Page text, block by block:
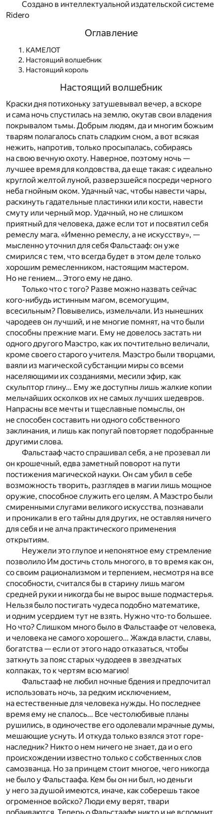
Создано в интеллектуальной издательской системе
Ridero
Оглавление
КАМЕЛОТ
Настоящий волшебник
Настоящий король
Настоящий волшебник
Краски дня потихоньку затушевывал вечер, а вскоре
и сама ночь спустилась на землю, окутав свои владения
покрывалом тьмы. Добрым людям, да и многим божьим
тварям полагалось спать сладким сном, а вот всякая
нежить, напротив, только просыпалась, собираясь
на свою вечную охоту. Наверное, поэтому ночь —
лучшее время для колдовства, да еще такая: с идеально
круглой желтой луной, разверзшейся посреди черного
неба гнойным оком. Удачный час, чтобы навести чары,
раскинуть гадательные пластинки или кости, навести
смуту или черный мор. Удачный, но не слишком
приятный для человека, даже если тот и посвятил себя
ремеслу мага. «Именно ремеслу, а не искусству», —
мысленно уточнил для себя Фальстааф: он уже
смирился с тем, что всегда будет в этом деле только
хорошим ремесленником, настоящим мастером.
Но не гением… Этого ему не дано.
Только что с того? Разве можно назвать сейчас
кого-нибудь истинным магом, всемогущим,
всесильным? Повывелись, измельчали. Из нынешних
чародеев он лучший, и не многие помнят, на что были
способны прежние маги. Ему не довелось застать ни
одного другого Маэстро, как их почтительно величали,
кроме своего старого учителя. Маэстро были творцами,
ваяли из магической субстанции миры со всеми
населяющими их созданиями, месили эфир, как
скульптор глину… Ему же доступны лишь жалкие копии
мельчайших осколков их не самых лучших шедевров.
Напрасны все мечты и тщеславные помыслы, он
не способен составить ни одного собственного
заклинания, и лишь как попугай повторяет подобранные
другими слова.
Фальстааф часто спрашивал себя, а не прозевал ли
он крошечный, едва заметный поворот на пути
постижения магической науки. Он сам убил в себе
возможность творить, разглядев в магии лишь мощное
оружие, способное служить его целям. А Маэстро были
смиренными слугами великого искусства, познавали
и проникали в его тайны для других, не оставляя ничего
для себя и не алча практического применения
открытиям.
Неужели это глупое и непонятное ему стремление
позволило Им достичь столь многого, в то время как он,
со своим рационализмом и терпением, несмотря на все
способности, считался бы в старину лишь магом
средней руки и никогда бы не вырос выше подмастерья.
Нельзя было постигать чудеса подобно математике,
и одним усердием тут не взять. Нужно что-то большее.
Но что? Слишком много было в Фальстаафе от человека,
и человека не самого хорошего… Жажда власти, славы,
богатства — если от этого надо отказаться, чтобы
заткнуть за пояс старых чудодеев в звездчатых
колпаках, то к чертям всю магию!
Фальстааф не любил ночные бдения и предпочитал
использовать ночь, за редким исключением,
на естественные для человека нужды. Но последнее
время ему не спалось… Все честолюбивые планы
рушились, в одиночестве его одолевали мрачные думы,
мешающие уснуть. И откуда только взялся этот горе-
наследник? Никто о нем ничего не знает, да и о его
происхождении известно только с собственных слов
самозванца. Но за принцем стоит многое, чего никогда
не было у Фальстаафа. Кем бы он ни был, но деньги
у него за душой имеются, иначе, как соберешь такое
огроменное войско? Люди ему верят, твари